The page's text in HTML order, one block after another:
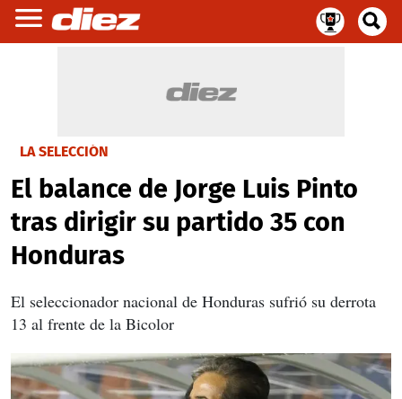
LA SELECCIÓN
El balance de Jorge Luis Pinto
tras dirigir su partido 35 con
Honduras
El seleccionador nacional de Honduras sufrió su derrota
13 al frente de la Bicolor